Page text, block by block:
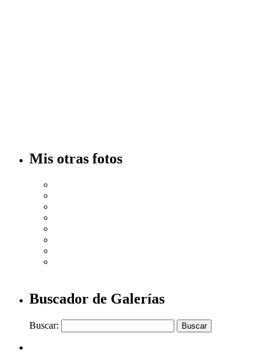
Mis otras fotos
Buscador de Galerías
Buscar: